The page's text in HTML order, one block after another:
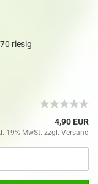
riesig
4,90 EUR
19% MwSt. zzgl. Versand